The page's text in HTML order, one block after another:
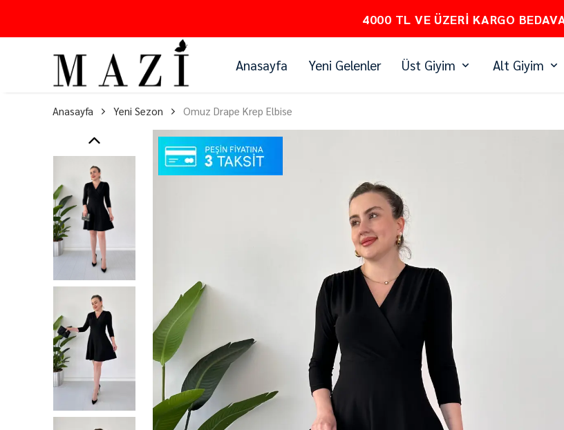
PEŞİN FİYATINA 3 TAKSİT
Anasayfa Yeni Gelenler Üst Giyim Alt Giyim
Anasayfa Yeni Sezon Omuz Drape Krep Elbise